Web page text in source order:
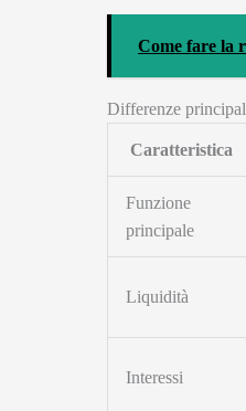
Come fare la
Differenze
Caratteristica
Funzione
principale
Liquidità
Interessi